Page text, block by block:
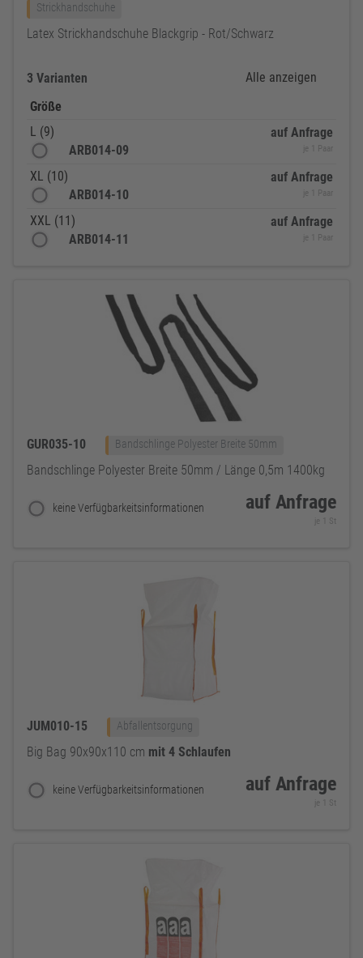
Strickhandschuhe
Latex Strickhandschuhe Blackgrip - Rot/Schwarz
3 Varianten
Alle anzeigen
Größe
L (9)
ARB014-09
auf Anfrage
je 1 Paar
XL (10)
ARB014-10
auf Anfrage
je 1 Paar
XXL (11)
ARB014-11
auf Anfrage
je 1 Paar
GUR035-10 Bandschlinge Polyester Breite 50mm
Bandschlinge Polyester Breite 50mm / Länge 0,5m 1400kg
keine Verfügbarkeitsinformationen auf Anfrage
je 1 St
JUM010-15 Abfallentsorgung
Big Bag 90x90x110 cm mit 4 Schlaufen
keine Verfügbarkeitsinformationen auf Anfrage
je 1 St